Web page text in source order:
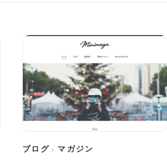
ブログ / マガジン